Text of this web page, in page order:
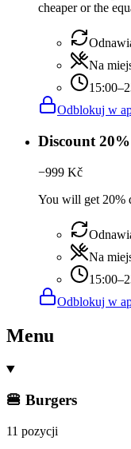
cheaper or the
Na
Odblokuj w
Discount 20%
−999 Kč
You will get 20%
Na
Odblokuj w
Menu
🍔 Burgers
11 pozycji